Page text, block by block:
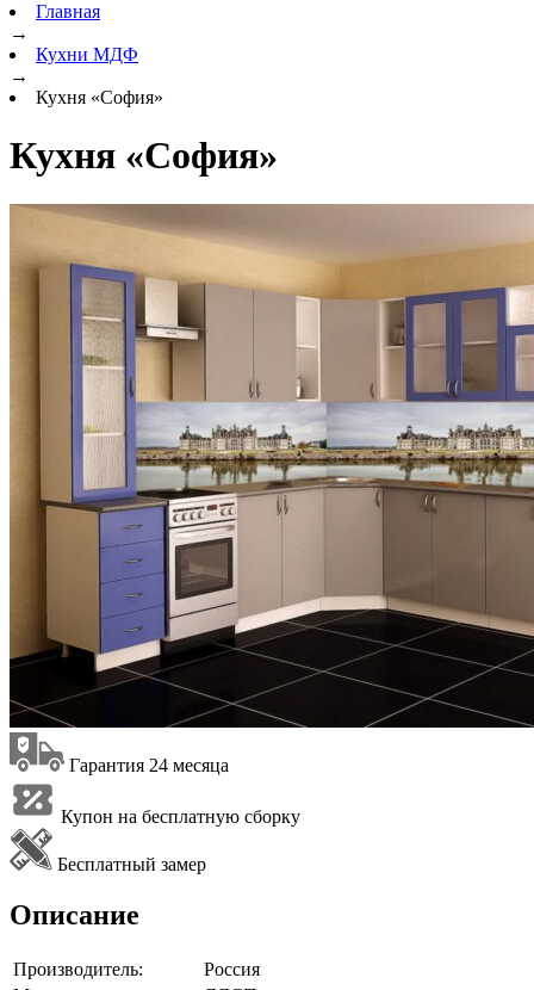
Главная
→
Кухни МДФ
→
Кухня «София»
Кухня «София»
Гарантия 24 месяца
Купон на бесплатную сборку
Бесплатный замер
Описание
Производитель:
Россия